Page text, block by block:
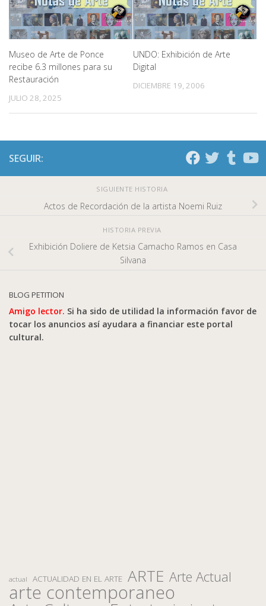
Museo de Arte de Ponce
recibe 6.3 millones para su
Restauración
JULIO 28, 2025
UNDO: Exhibición de Arte
Digital
DICIEMBRE 19, 2006
SEGUIR:
SIGUIENTE HISTORIA
Actos de Recordación de la artista Noemi Ruiz
HISTORIA PREVIA
Exhibición Doliere de Ketsia Camacho Ramos en Casa
Silvana
BLOG PETITION
Amigo lector. Si ha sido de utilidad la información favor de
tocar los anuncios así ayudara a financiar este portal
cultural.
actual ACTUALIDAD EN EL ARTE ARTE Arte Actual
arte contemporaneo